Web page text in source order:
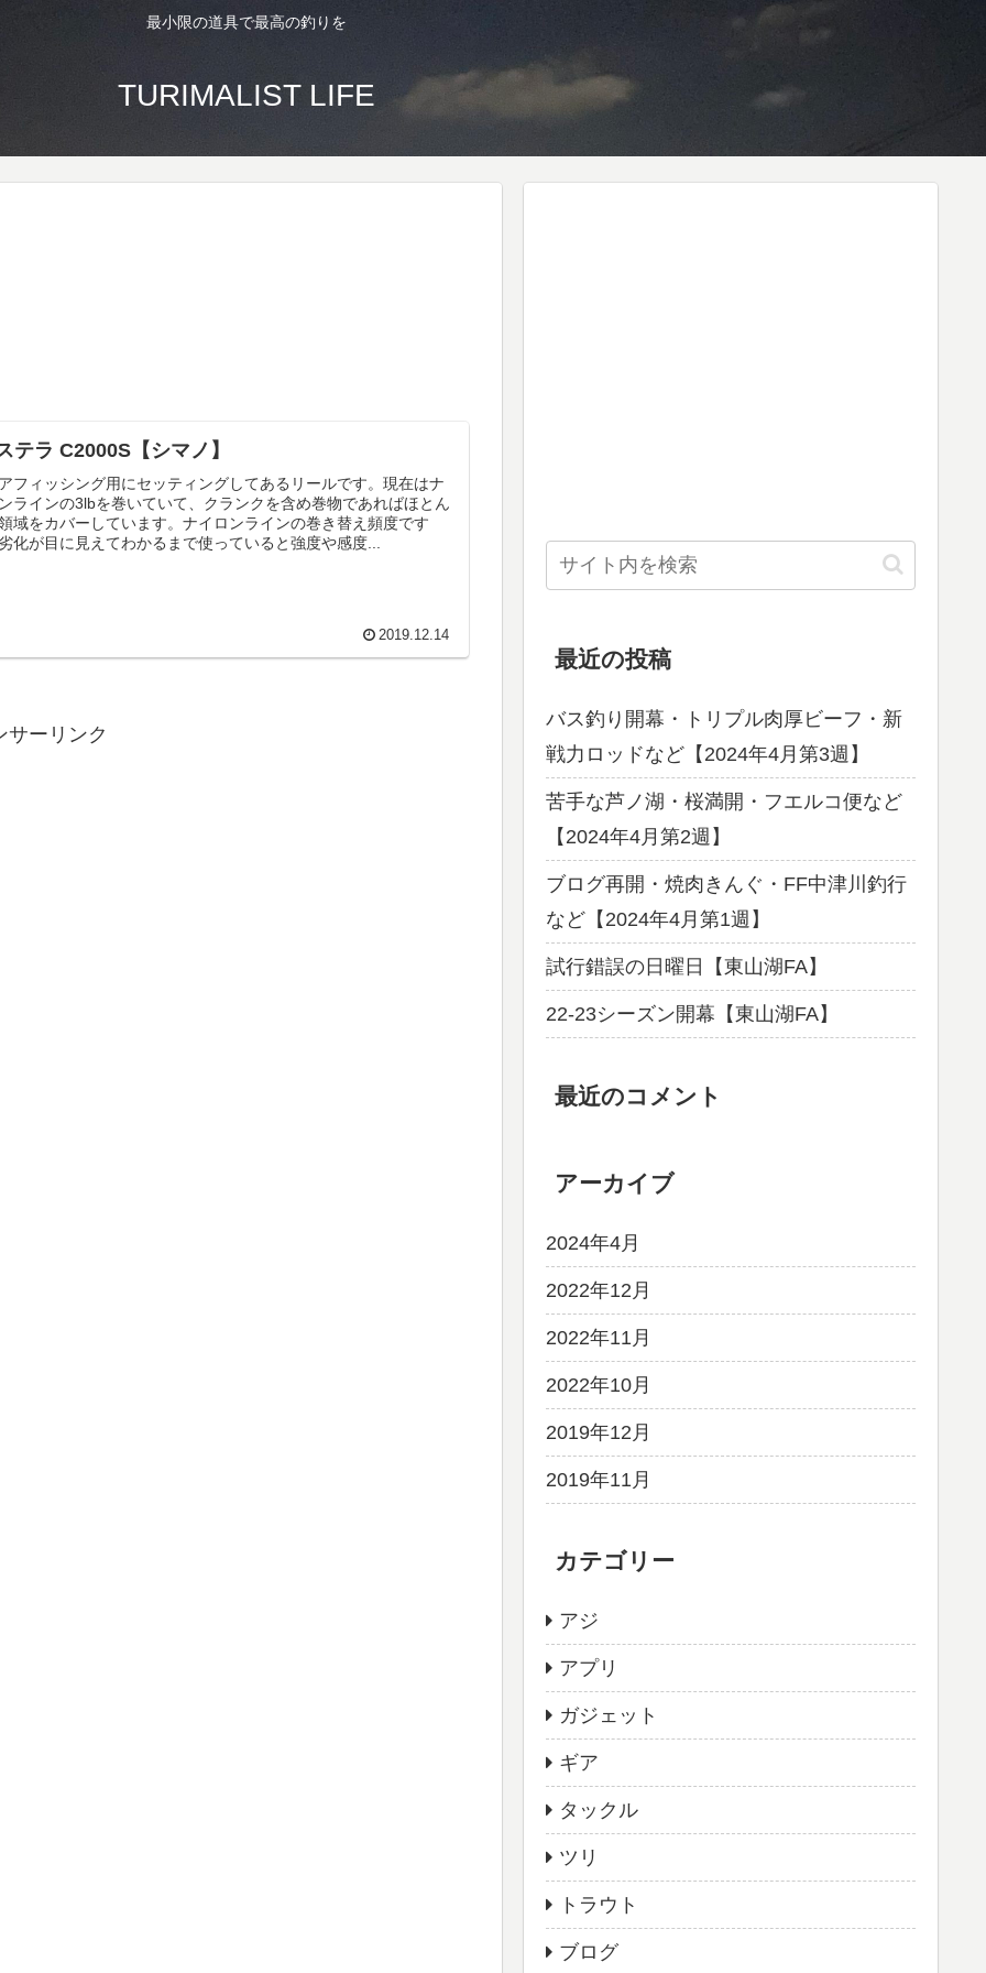
最小限の道具で最高の釣りを
TURIMALIST LIFE
テラ C2000S【シマノ】
フィッシング用にセッティングしてあるリールです。現在はナ
ラインの3lbを巻いていて、クランクを含め巻物であればほとん
域をカバーしています。ナイロンラインの巻き替え頻度です
化が目に見えてわかるまで使っていると強度や感度...
2019.12.14
サーリンク
最近の投稿
バス釣り開幕・トリプル肉厚ビーフ・新
戦力ロッドなど【2024年4月第3週】
苦手な芦ノ湖・桜満開・フエルコ便など
【2024年4月第2週】
ブログ再開・焼肉きんぐ・FF中津川釣行
など【2024年4月第1週】
試行錯誤の日曜日【東山湖FA】
22-23シーズン開幕【東山湖FA】
最近のコメント
アーカイブ
2024年4月
2022年12月
2022年11月
2022年10月
2019年12月
2019年11月
カテゴリー
アジ
アプリ
ガジェット
ギア
タックル
ツリ
トラウト
ブログ